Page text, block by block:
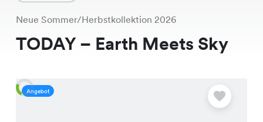
Neue Sommer/Herbstkollektion 2026
TODAY – Earth Meets Sky
Angebot